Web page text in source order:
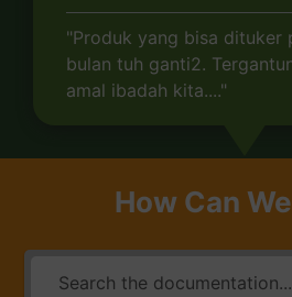
"Produk yang bisa dituker
bulan tuh ganti2.
amal ibadah kita...."
How Can